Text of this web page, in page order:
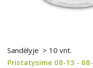
Sandėlyje > 10 vnt.
Pristatysime 08-13 - 08-